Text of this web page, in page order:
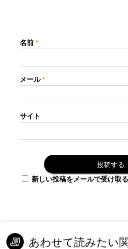
名前*
メール*
サイト
新しい投稿をメールで受け取る
あわせて読みたい